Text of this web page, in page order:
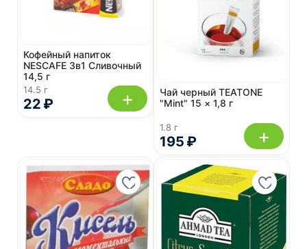
22 ₽
Кофейный напиток
NESCAFE 3в1 Сливочный
14,5 г
14.5 г +
195 ₽
Чай черный TEATONE
"Mint" 15 × 1,8 г
1.8 г +